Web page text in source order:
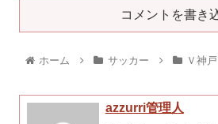
コメントを書き
ホーム サッカー Ｖ神戸
azzurri管理人